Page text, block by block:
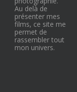
Au delà de
présenter mes
films, ce site me
permet de
rassembler tout
mon univers.